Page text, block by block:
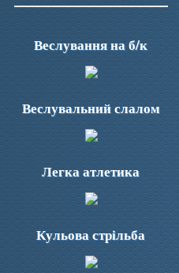
Веслування на б/к
Веслувальний слалом
Легка атлетика
Кульова стрільба